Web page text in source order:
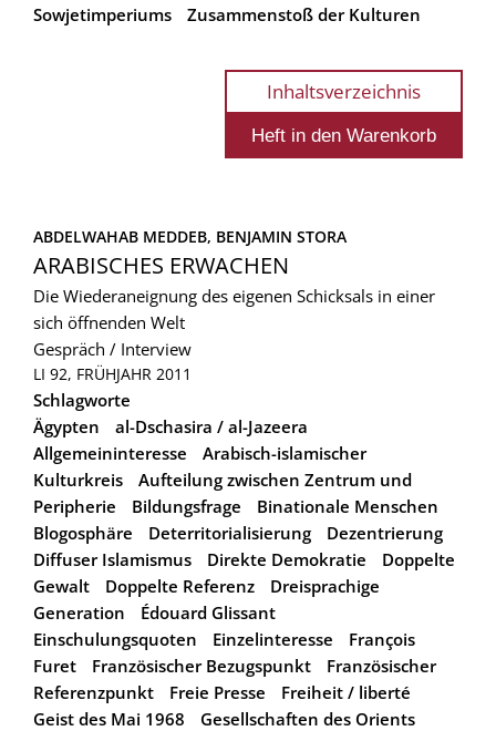
Sowjetimperiums
Zusammenstoß der Kulturen
Inhaltsverzeichnis
ABDELWAHAB MEDDEB, BENJAMIN STORA
ARABISCHES ERWACHEN
Die Wiederaneignung des eigenen Schicksals in einer
sich öffnenden Welt
Gespräch / Interview
LI 92, FRÜHJAHR 2011
Schlagworte
Ägypten
al-Dschasira / al-Jazeera
Allgemeininteresse
Arabisch-islamischer
Kulturkreis
Aufteilung zwischen Zentrum und
Peripherie
Bildungsfrage
Binationale Menschen
Blogosphäre
Deterritorialisierung
Dezentrierung
Diffuser Islamismus
Direkte Demokratie
Doppelte
Gewalt
Doppelte Referenz
Dreisprachige
Generation
Édouard Glissant
Einschulungsquoten
Einzelinteresse
François
Furet
Französischer Bezugspunkt
Französischer
Referenzpunkt
Freie Presse
Freiheit / liberté
Geist des Mai 1968
Gesellschaften des Orients